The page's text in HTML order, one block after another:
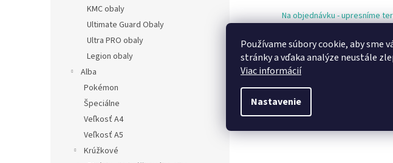
Používame súbory cookie, aby sme
stránky a vďaka analýze neustále
Viac informácií
Nastavenie
KMC obaly
Ultimate Guard Obaly
Ultra PRO obaly
Legion obaly
Alba
Pokémon
Špeciálne
Veľkosť A4
Veľkosť A5
Krúžkové
Na objednávku - upresníme
€23,90 Do
Predobjednávka